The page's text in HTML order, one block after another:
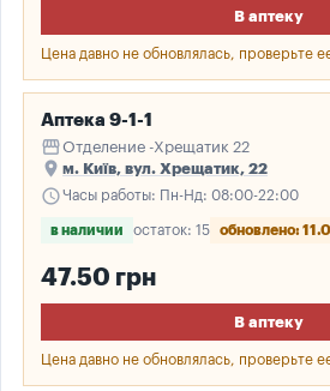
В аптеку
Цена давно не обновлялась, проверьте
Аптека 9-1-1
storefrontОтделение -Хрещатик 22
place м. Київ, вул. Хрещатик, 22
scheduleЧасы работы: Пн-Нд: 08:00-22:00
в наличии остаток: 15 обновлено:
47.50 грн
В аптеку
Цена давно не обновлялась, проверьте